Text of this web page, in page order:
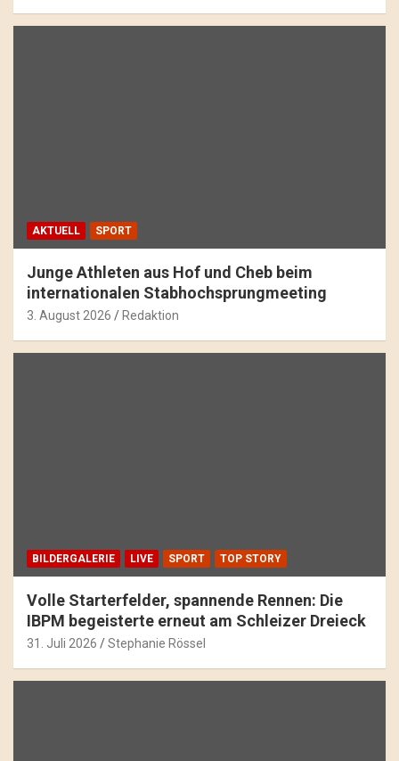
AKTUELL SPORT
Junge Athleten aus Hof und Cheb beim
internationalen Stabhochsprungmeeting
3. August 2026 Redaktion
BILDERGALERIE LIVE SPORT TOP STORY
Volle Starterfelder, spannende Rennen: Die
IBPM begeisterte erneut am Schleizer Dreieck
31. Juli 2026 Stephanie Rössel